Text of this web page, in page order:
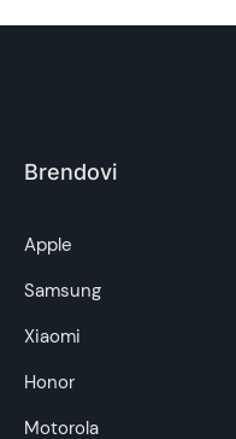
ALSO,
Superfon
Brendovi
Apple
Samsung
Xiaomi
Honor
Motorola